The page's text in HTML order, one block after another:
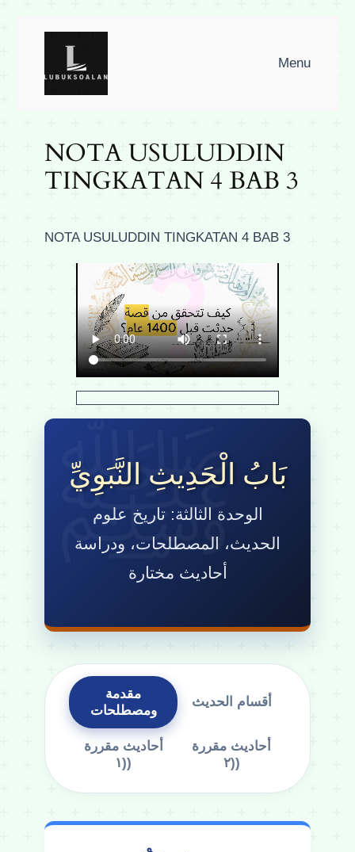
content
Menu
NOTA USULUDDIN
TINGKATAN 4 BAB 3
NOTA USULUDDIN TINGKATAN 4 BAB 3
بَابُ الْحَدِيثِ النَّبَوِيِّ
الوحدة الثالثة: تاريخ علوم
الحديث، المصطلحات، ودراسة
أحاديث مختارة
مقدمة
ومصطلحات
أقسام الحديث
أحاديث مقررة
(١)
أحاديث مقررة
(٢)